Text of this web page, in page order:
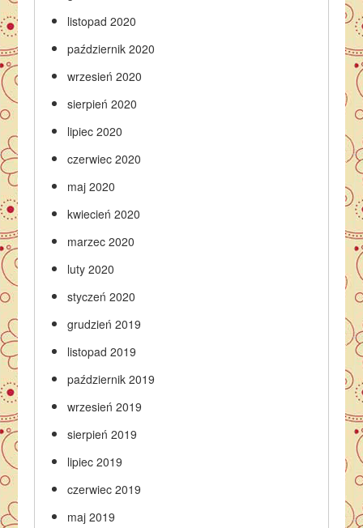
listopad 2020
październik 2020
wrzesień 2020
sierpień 2020
lipiec 2020
czerwiec 2020
maj 2020
kwiecień 2020
marzec 2020
luty 2020
styczeń 2020
grudzień 2019
listopad 2019
październik 2019
wrzesień 2019
sierpień 2019
lipiec 2019
czerwiec 2019
maj 2019